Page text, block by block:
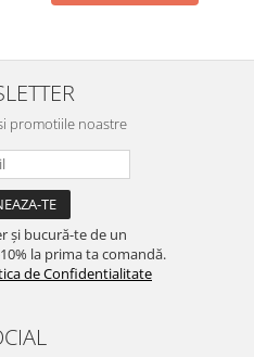
promotiile noastre
și bucură-te de un
la prima ta comandă.
de Confidentialitate